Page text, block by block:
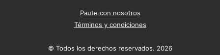
Paute con nosotros
Términos y condiciones
© Todos los derechos reservados. 2026